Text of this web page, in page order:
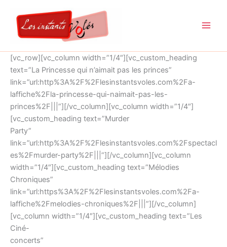
contenu
[vc_row][vc_column width=”1/4″][vc_custom_heading
text=”La Princesse qui n’aimait pas les princes”
link=”url:http%3A%2F%2Flesinstantsvoles.com%2Fa-
laffiche%2Fla-princesse-qui-naimait-pas-les-
princes%2F|||”][/vc_column][vc_column width=”1/4″]
[vc_custom_heading text=”Murder
Party”
link=”url:http%3A%2F%2Flesinstantsvoles.com%2Fspectacl
es%2Fmurder-party%2F|||”][/vc_column][vc_column
width=”1/4″][vc_custom_heading text=”Mélodies
Chroniques”
link=”url:https%3A%2F%2Flesinstantsvoles.com%2Fa-
laffiche%2Fmelodies-chroniques%2F|||”][/vc_column]
[vc_column width=”1/4″][vc_custom_heading text=”Les
Ciné-
concerts”